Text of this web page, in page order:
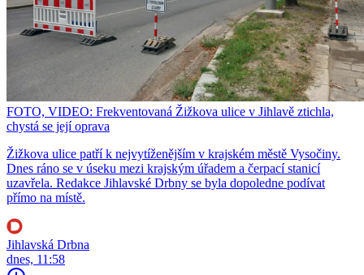
FOTO, VIDEO: Frekventovaná Žižkova ulice v Jihlavě ztichla,
chystá se její oprava
Žižkova ulice patří k nejvytíženějším v krajském městě Vysočiny.
Dnes ráno se v úseku mezi krajským úřadem a čerpací stanicí
uzavřela. Redakce Jihlavské Drbny se byla dopoledne podívat
přímo na místě.
Jihlavská Drbna
dnes, 11:58